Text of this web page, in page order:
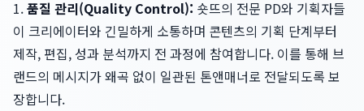
1.품질 관리(Quality Control): 숏뜨의 전문 PD와 기획자들
이 크리에이터와 긴밀하게 소통하며 콘텐츠의 기획 단계부터
제작, 편집, 성과 분석까지 전 과정에 참여합니다. 이를 통해 브
랜드의 메시지가 왜곡 없이 일관된 톤앤매너로 전달되도록 보
장합니다.